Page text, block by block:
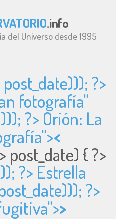
.info
del Universo desde 1995
post_date))); ?>
fotografía"
?> Orión: La
<
post_date) { ?>
?> Estrella
?>
>